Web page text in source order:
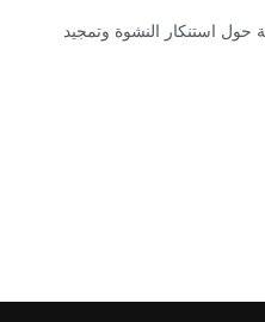
حول استنكار النشوة وتمجيد